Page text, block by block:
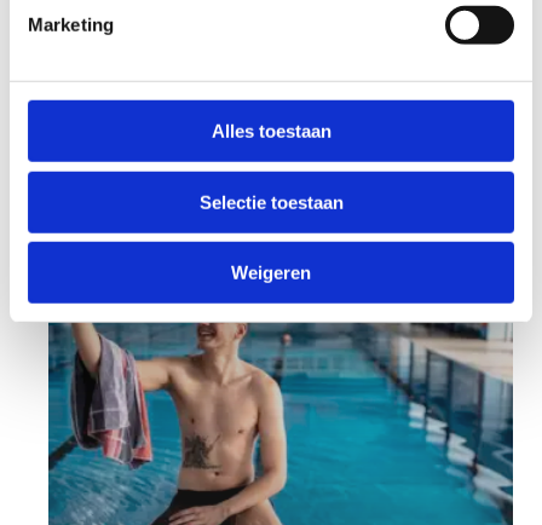
Marketing
Alles toestaan
Selectie toestaan
Weigeren
Doelgroepen
met een beperking, elk met eigen
aandachtspunten.